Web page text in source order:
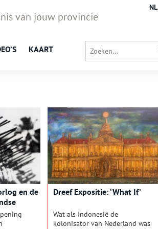
van jouw provincie
KAART
NL
en de
Dreef Expositie: ‘What If’
Wat als Indonesië de
kolonisator van Nederland was